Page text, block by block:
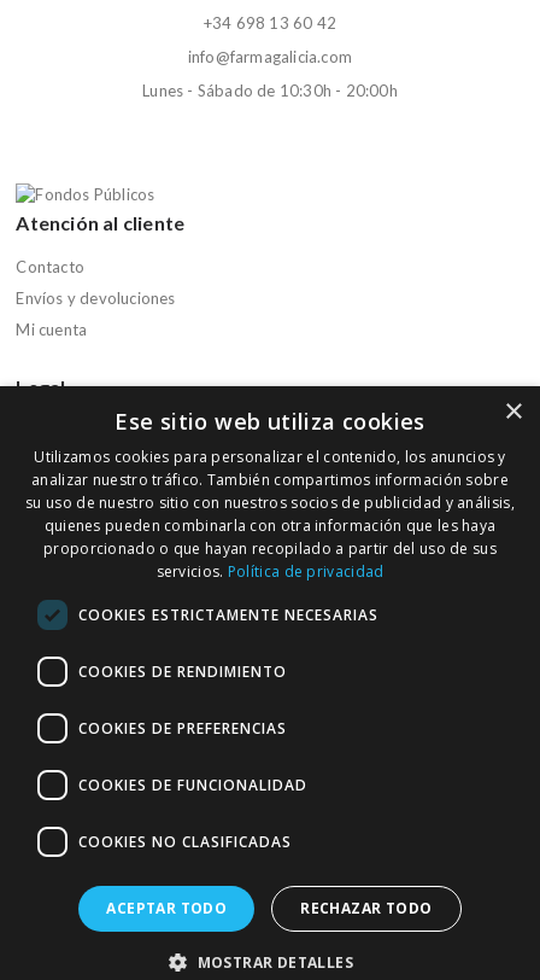
+34 698 13 60 42
info@farmagalicia.com
Lunes - Sábado de 10:30h - 20:00h
Atención al cliente
Contacto
Envíos y devoluciones
Mi cuenta
Legal
Política de privacidad
Política de cookies
Condiciones de compra
Boletín informativo
Regístrate en nuestra Newsletter para recibir ofertas y promociones
de nuestra parafarmacia
Inscríbase
© FarmaGalicia. 2020.
×
Ese sitio web utiliza cookies
Utilizamos cookies para personalizar el contenido, los anuncios y
analizar nuestro tráfico. También compartimos información sobre
su uso de nuestro sitio con nuestros socios de publicidad y análisis,
quienes pueden combinarla con otra información que les haya
proporcionado o que hayan recopilado a partir del uso de sus
servicios. Política de privacidad
COOKIES ESTRICTAMENTE NECESARIAS
COOKIES DE RENDIMIENTO
COOKIES DE PREFERENCIAS
COOKIES DE FUNCIONALIDAD
COOKIES NO CLASIFICADAS
ACEPTAR TODO RECHAZAR TODO
MOSTRAR DETALLES